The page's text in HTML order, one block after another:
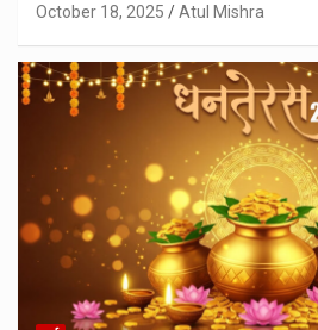
October 18, 2025 Atul Mishra